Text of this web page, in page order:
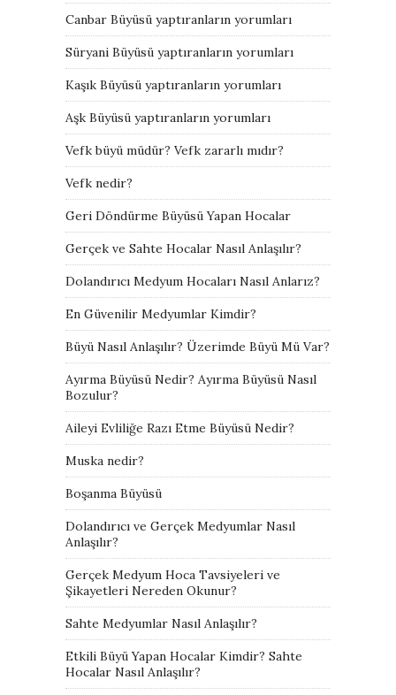
Canbar Büyüsü yaptıranların yorumları
Süryani Büyüsü yaptıranların yorumları
Kaşık Büyüsü yaptıranların yorumları
Aşk Büyüsü yaptıranların yorumları
Vefk büyü müdür? Vefk zararlı mıdır?
Vefk nedir?
Geri Döndürme Büyüsü Yapan Hocalar
Gerçek ve Sahte Hocalar Nasıl Anlaşılır?
Dolandırıcı Medyum Hocaları Nasıl Anlarız?
En Güvenilir Medyumlar Kimdir?
Büyü Nasıl Anlaşılır? Üzerimde Büyü Mü Var?
Ayırma Büyüsü Nedir? Ayırma Büyüsü Nasıl
Bozulur?
Aileyi Evliliğe Razı Etme Büyüsü Nedir?
Muska nedir?
Boşanma Büyüsü
Dolandırıcı ve Gerçek Medyumlar Nasıl
Anlaşılır?
Gerçek Medyum Hoca Tavsiyeleri ve
Şikayetleri Nereden Okunur?
Sahte Medyumlar Nasıl Anlaşılır?
Etkili Büyü Yapan Hocalar Kimdir? Sahte
Hocalar Nasıl Anlaşılır?